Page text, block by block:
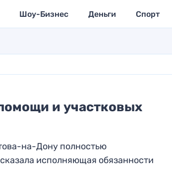
Шоу-Бизнес Деньги Спорт
и участковых
на-Дону полностью
исполняющая обязанности